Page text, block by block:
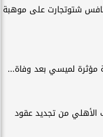
شتوتجارت على موهبة
مؤثرة لميسي بعد وفاة...
من تجديد عقود